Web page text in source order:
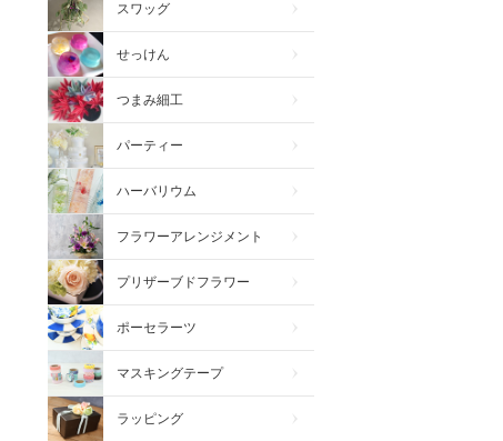
スワッグ
せっけん
つまみ細工
パーティー
ハーバリウム
フラワーアレンジメント
プリザーブドフラワー
ポーセラーツ
マスキングテープ
ラッピング